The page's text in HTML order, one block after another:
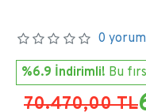
0 yorum
%6.9 İndirimli! Bu
70.470,00 TL